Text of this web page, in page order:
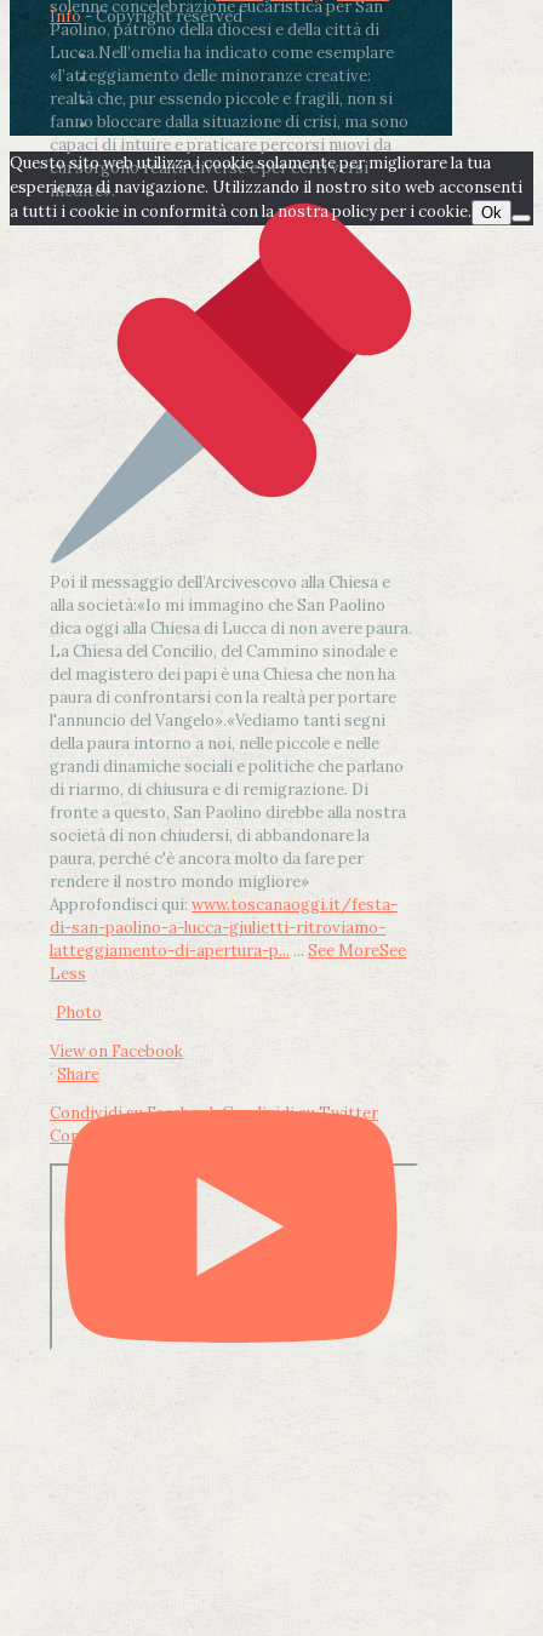
solenne concelebrazione eucaristica per San
Paolino, patrono della diocesi e della città di
Lucca.Nell’omelia ha indicato come esemplare
«l’atteggiamento delle minoranze creative:
realtà che, pur essendo piccole e fragili, non si
fanno bloccare dalla situazione di crisi, ma sono
capaci di intuire e praticare percorsi nuovi da
cui sorgono realtà diverse e per certi versi
inedite».
Poi il messaggio dell’Arcivescovo alla Chiesa e
alla società:«Io mi immagino che San Paolino
dica oggi alla Chiesa di Lucca di non avere paura.
La Chiesa del Concilio, del Cammino sinodale e
del magistero dei papi è una Chiesa che non ha
paura di confrontarsi con la realtà per portare
l'annuncio del Vangelo».«Vediamo tanti segni
della paura intorno a noi, nelle piccole e nelle
grandi dinamiche sociali e politiche che parlano
di riarmo, di chiusura e di remigrazione. Di
fronte a questo, San Paolino direbbe alla nostra
società di non chiudersi, di abbandonare la
paura, perché c'è ancora molto da fare per
rendere il nostro mondo migliore»
Approfondisci qui: www.toscanaoggi.it/festa-
di-san-paolino-a-lucca-giulietti-ritroviamo-
latteggiamento-di-apertura-p... ... See MoreSee
Less
Photo
View on Facebook
· Share
Condividi su FacebookCondividi su Twitter
Condividi su LinkedIn
Info- Copyright reserved
Questo sito web utilizza i cookie solamente per migliorare la tua
esperienza di navigazione. Utilizzando il nostro sito web acconsenti
a tutti i cookie in conformità con la nostra policy per i cookie. Ok